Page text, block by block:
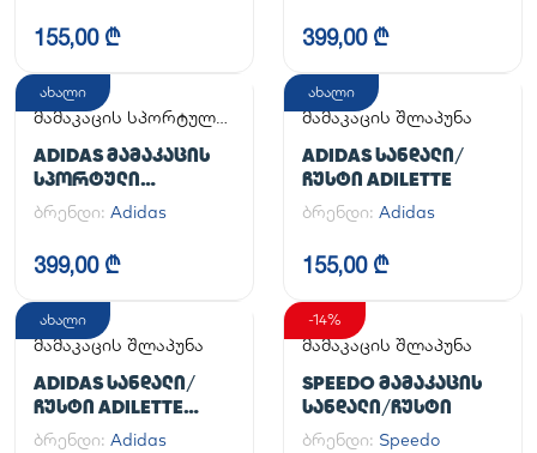
155,00 ₾ 399,00 ₾
ახალი
მამაკაცის სპორტული
ADIDAS ᲛᲐᲛᲐᲙᲐᲪᲘᲡ
ᲡᲞᲝᲠᲢᲣᲚᲘ
ᲤᲔᲮᲡᲐᲪᲛᲔᲚᲘ
HANDBALL SPEZIAL
ბრენდი: Adidas
399,00 ₾
ახალი
მამაკაცის შლაპუნა
ADIDAS ᲡᲐᲜᲓᲐᲚᲘ/
ᲩᲣᲡᲢᲘ ADILETTE
ბრენდი: Adidas
155,00 ₾
ახალი
მამაკაცის შლაპუნა
ADIDAS ᲡᲐᲜᲓᲐᲚᲘ/
ᲩᲣᲡᲢᲘ ADILETTE
AQUA
ბრენდი: Adidas
-14%
მამაკაცის შლაპუნა
SPEEDO ᲛᲐᲛᲐᲙᲐᲪᲘᲡ
ᲡᲐᲜᲓᲐᲚᲘ/ᲩᲣᲡᲢᲘ
ბრენდი: Speedo